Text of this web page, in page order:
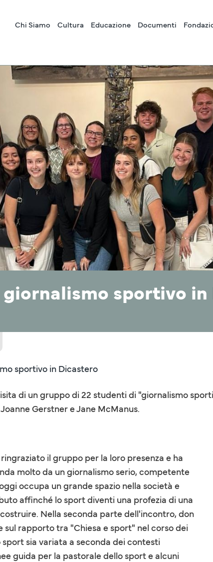
Chi Siamo
Cultura Educazione Documenti
sportivo in
sportivo in Dicastero
di un gruppo di 22 studenti di "giornalismo
Gerstner e Jane McManus.
il gruppo per la loro presenza e ha
molto da un giornalismo serio, competente
occupa un grande spazio nella società e
affinché lo sport diventi una profezia di una
Nella seconda parte dell'incontro, don
rapporto tra "Chiesa e sport" nel corso dei
sia variata a seconda dei contesti
guida per la pastorale dello sport e alcuni